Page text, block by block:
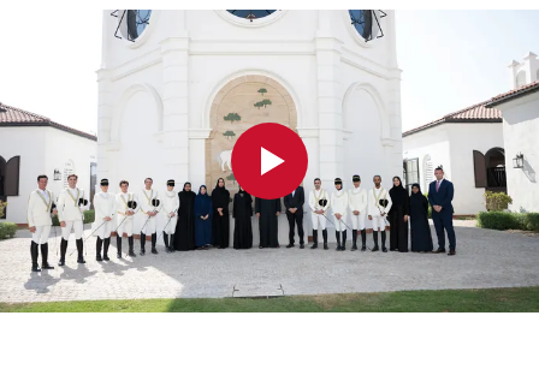
0:00 0:00